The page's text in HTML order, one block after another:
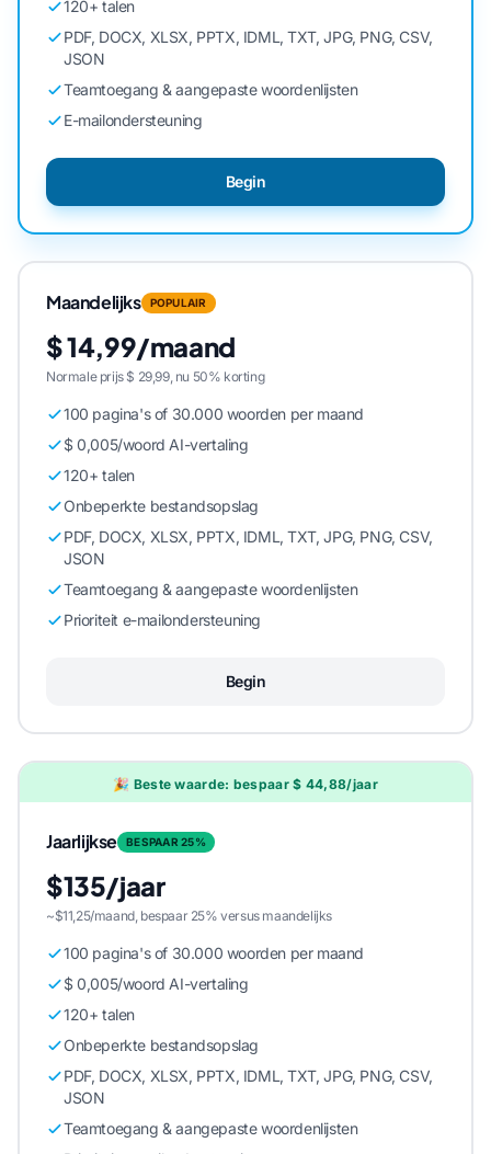
120+ talen
PDF, DOCX, XLSX, PPTX, IDML, TXT, JPG, PNG, CSV,
JSON
Teamtoegang & aangepaste woordenlijsten
E-mailondersteuning
Begin
Maandelijks POPULAIR
$ 14,99/maand
Normale prijs $ 29,99, nu 50% korting
100 pagina's of 30.000 woorden per maand
$ 0,005/woord AI-vertaling
120+ talen
Onbeperkte bestandsopslag
PDF, DOCX, XLSX, PPTX, IDML, TXT, JPG, PNG, CSV,
JSON
Teamtoegang & aangepaste woordenlijsten
Prioriteit e-mailondersteuning
Begin
🎉 Beste waarde: bespaar $ 44,88/jaar
Jaarlijkse BESPAAR 25%
$135/jaar
~$11,25/maand, bespaar 25% versus maandelijks
100 pagina's of 30.000 woorden per maand
$ 0,005/woord AI-vertaling
120+ talen
Onbeperkte bestandsopslag
PDF, DOCX, XLSX, PPTX, IDML, TXT, JPG, PNG, CSV,
JSON
Teamtoegang & aangepaste woordenlijsten